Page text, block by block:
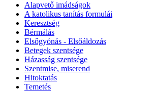
Alapvető imádságok
A katolikus tanítás formulái
Keresztség
Bérmálás
Elsőgyónás - Elsőáldozás
Betegek szentsége
Házasság szentsége
Szentmise, miserend
Hitoktatás
Temetés